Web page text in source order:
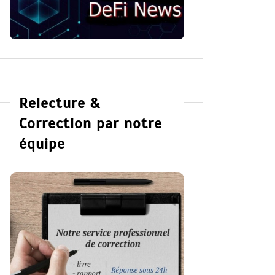
Lire la suite
Relecture &
Correction par notre
équipe